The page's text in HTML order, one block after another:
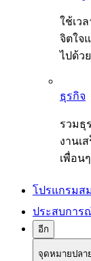
ใช้เว
จิตใจ
ไปด้วย
ธุรกิจ
รวมธุ
งานเ
เพื่อนๆ
โปรแกรมส
ประสบการ
อีก
จุดหมายปลา